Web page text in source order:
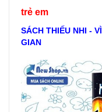
trẻ em
SÁCH THIẾU NHI -
GIAN